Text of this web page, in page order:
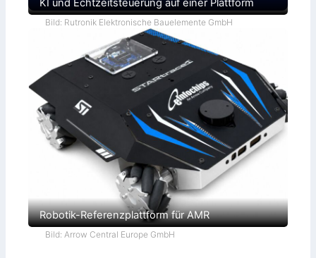
KI und Echtzeitsteuerung auf einer Plattform
Bild: Rutronik Elektronische Bauelemente GmbH
Robotik-Referenzplattform für AMR
Bild: Arrow Central Europe GmbH